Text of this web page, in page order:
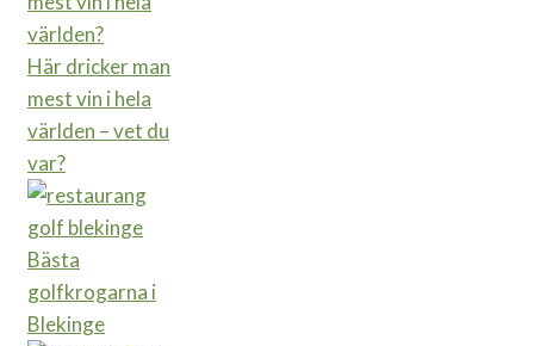
Här dricker man
mest vin i hela
världen – vet du
var?
Bästa
golfkrogarna i
Blekinge